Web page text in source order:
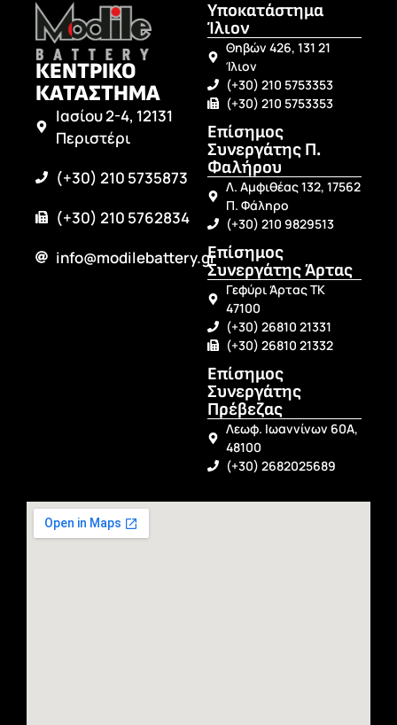
ΚΕΝΤΡΙΚΟ
ΚΑΤΑΣΤΗΜΑ
Ιασίου 2-4, 12131
Περιστέρι
(+30) 210 5735873
(+30) 210 5762834
info@modilebattery.gr
Υποκατάστημα
Ίλιον
Θηβών 426, 131 21
Ίλιον
(+30) 210 5753353
(+30) 210 5753353
Επίσημος
Συνεργάτης Π.
Φαλήρου
Λ. Αμφιθέας 132, 17562
Π. Φάληρο
(+30) 210 9829513
Επίσημος
Συνεργάτης Άρτας
Γεφύρι Άρτας ΤΚ
47100
(+30) 26810 21331
(+30) 26810 21332
Επίσημος
Συνεργάτης
Πρέβεζας
Λεωφ. Ιωαννίνων 60Α,
48100
(+30) 2682025689